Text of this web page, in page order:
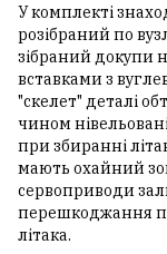
У комплекті
розібраний по
зібраний докупи
вставками з
"скелет" деталі
чином
при збиранні
мають охайний
сервоприводи
перешкоджання
літака.